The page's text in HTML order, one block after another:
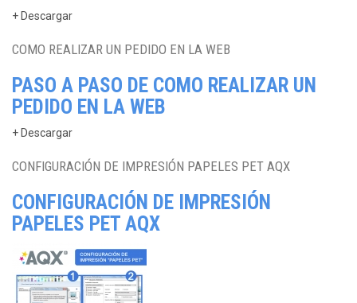
+ Descargar
COMO REALIZAR UN PEDIDO EN LA WEB
PASO A PASO DE COMO REALIZAR UN
PEDIDO EN LA WEB
+ Descargar
CONFIGURACIÓN DE IMPRESIÓN PAPELES PET AQX
CONFIGURACIÓN DE IMPRESIÓN
PAPELES PET AQX